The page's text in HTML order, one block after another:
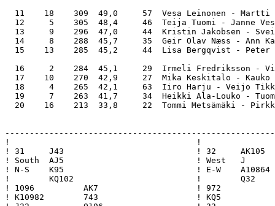
11    18    309  49,0     57  Vesa Leinonen -
12     5    305  48,4     46  Teija Tuomi - Janne
13     9    296  47,0     44  Kristin
14     8    288  45,7     35  Geir Olav
15    13    285  45,2     44  Lisa Bergqvist -
16     2    284  45,1     29  Irmeli Fredriksson
17    10    270  42,9     27  Mika Keskitalo
18     4    265  42,1     63  Iiro Harju -
19     7    263  41,7     34  Heikki Ala-
20    16    213  33,8     22  Tommi Metsämäki -
!                                      !
! 31     J43                           ! 32
! South  AJ5                           ! West   J
! N-S    K95                           ! E-W
!        KQ102                         !
! 1096          AK7                    ! 972
! K10982        743                    ! KQ5